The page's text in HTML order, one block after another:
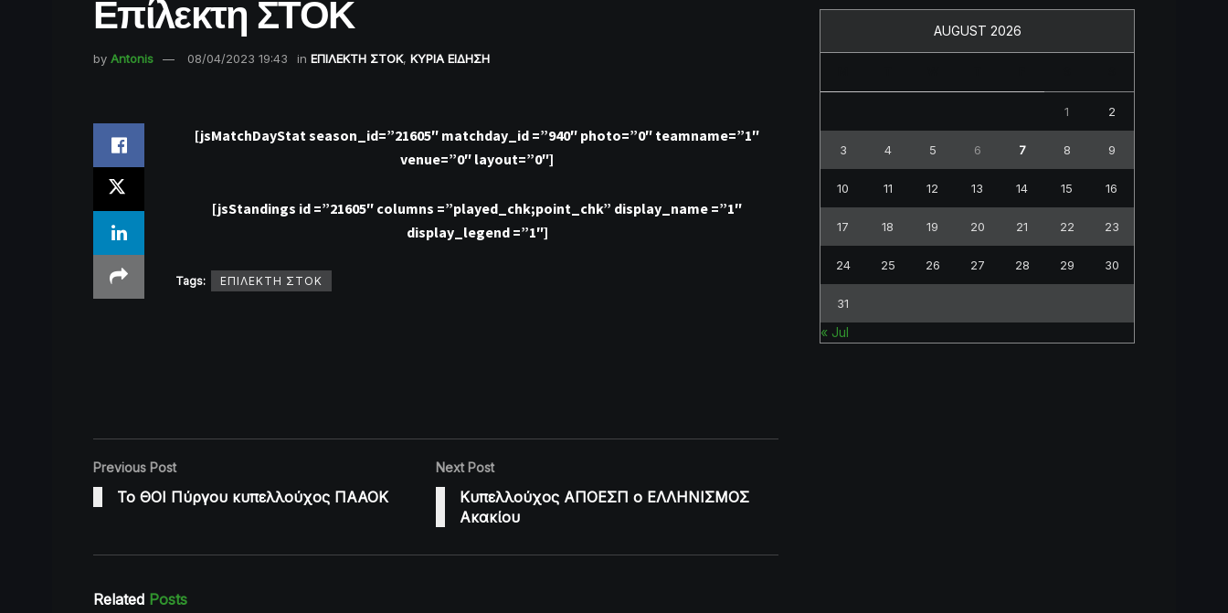
by Antonis 08/04/2023 19:43 in ΕΠΙΛΕΚΤΗ ΣΤΟΚ, ΚΥΡΙΑ ΕΙΔΗΣΗ
[jsMatchDayStat season_id=”21605″ matchday_id =”940″ photo=”0″ teamname=”1″
venue=”0″ layout=”0″]
[jsStandings id =”21605″ columns =”played_chk;point_chk” display_name =”1″
display_legend =”1″]
Tags: ΕΠΙΛΕΚΤΗ ΣΤΟΚ
Previous Post
Το ΘΟΙ Πύργου κυπελλούχος ΠΑΑΟΚ
Next Post
Κυπελλούχος ΑΠΟΕΣΠ ο ΕΛΛΗΝΙΣΜΟΣ
Ακακίου
Related Posts
AUGUST 2026
1 2
3 4 5 6 7 8 9
10 11 12 13 14 15 16
17 18 19 20 21 22 23
24 25 26 27 28 29 30
31
« Jul